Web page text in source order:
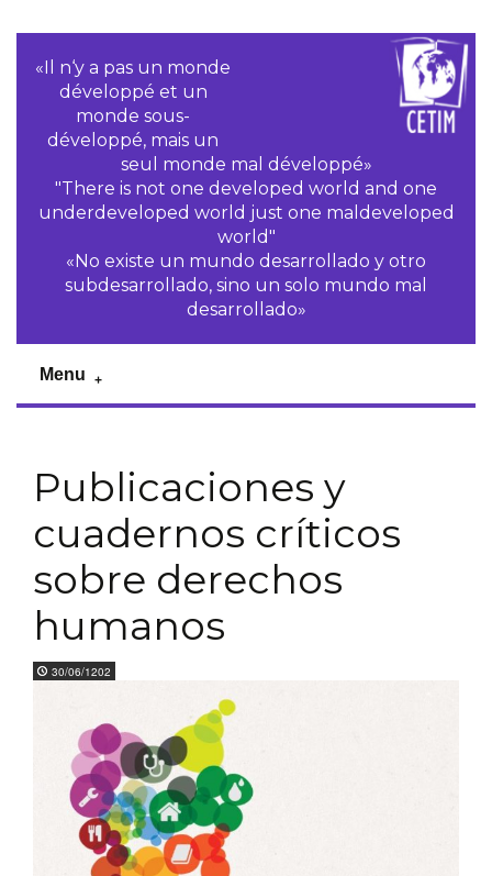
«Il n‘y a pas un monde
développé et un
monde sous-
développé, mais un
seul monde mal développé»
"There is not one developed world and one
underdeveloped world just one maldeveloped
world"
«No existe un mundo desarrollado y otro
subdesarrollado, sino un solo mundo mal
desarrollado»
Menu
Publicaciones y
cuadernos críticos
sobre derechos
humanos
30/06/1202